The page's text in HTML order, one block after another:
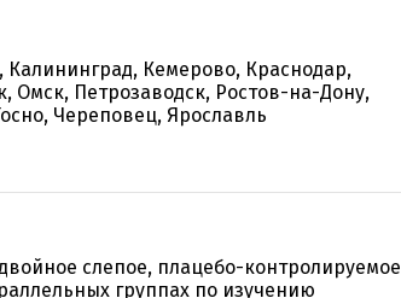
Калининград, Кемерово, Краснодар,
Омск, Петрозаводск, Ростов-на-Дону,
Череповец, Ярославль
слепое, плацебо-контролируемое
группах по изучению